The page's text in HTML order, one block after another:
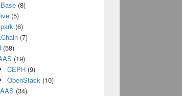
(8)
(5)
(6)
(7)
(58)
(19)
CEPH (9)
OpenStack (10)
(34)